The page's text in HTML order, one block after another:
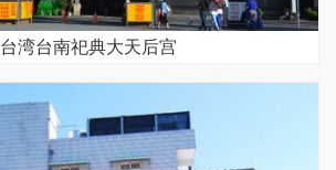
台湾台南祀典大天后宫